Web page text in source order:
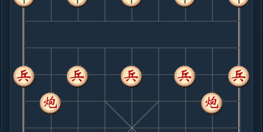
.....车１平２
红+6
7. 车一进一
红+1
兵七进一
8. 车一平四
红+45
.....车２进４
红+39
车８平４
9. 车九进二
红+78
车四进三
.....士４进５
10. 车四进三
红+47
.....砲９进４
红+954
卒９进１